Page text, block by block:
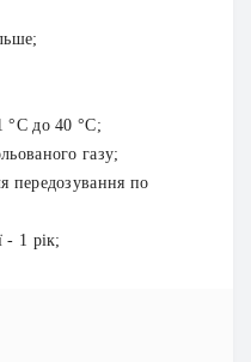
°С до 40 °С;
газу;
передозування по
- 1 рік;